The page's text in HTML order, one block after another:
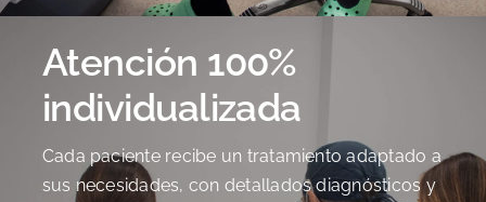
Atención 100%
individualizada
Cada paciente recibe un tratamiento adaptado a
sus necesidades, con detallados diagnósticos y